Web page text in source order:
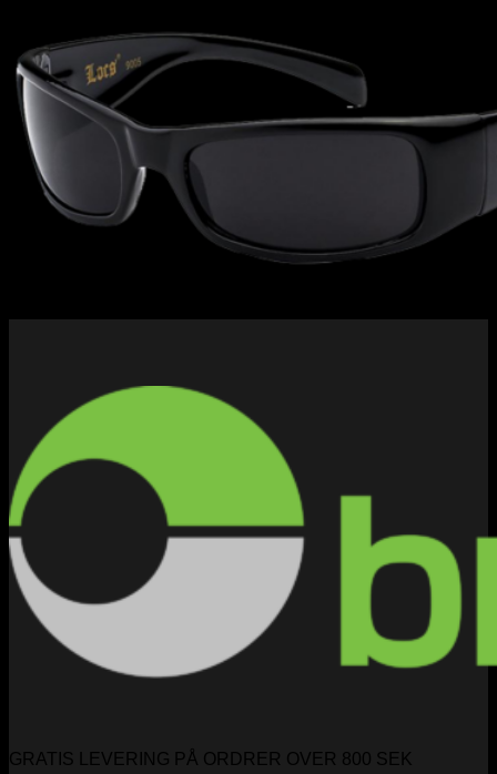
GRATIS LEVERING PÅ ORDRER OVER 800 SEK